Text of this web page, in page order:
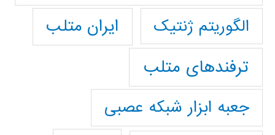
الگوریتم ژنتیک
ایران متلب
ترفندهای متلب
جعبه ابزار شبکه عصبی